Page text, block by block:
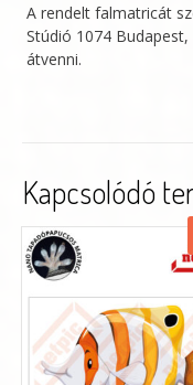
A rendelt falmatricát
Stúdió 1074
átvenni.
Kapcsolódó